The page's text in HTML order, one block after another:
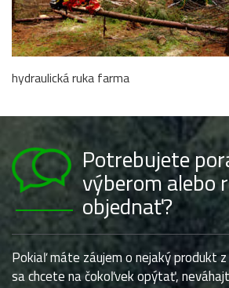
hydraulická ruka farma
Potrebujete
výberom alebo
objednať?
Pokiaľ máte záujem o nejaký produkt
sa chcete na čokoľvek opýtať,